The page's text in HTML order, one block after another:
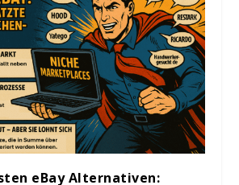
eBay Alternativen: